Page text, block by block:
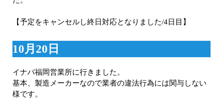
【予定をキャンセルし終日対応となりました/4日目】
10月20日
イナバ福岡営業所に行きました。
基本、製造メーカーなので業者の違法行為には関与しない
様です。